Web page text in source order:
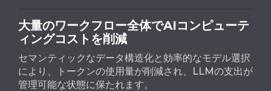
大量のワークフロー全体でAIコンピューテ
ィングコストを削減
セマンティックなデータ構造化と効率的なモデル選択
により、トークンの使用量が削減され、LLMの支出が
管理可能な状態に保たれます。